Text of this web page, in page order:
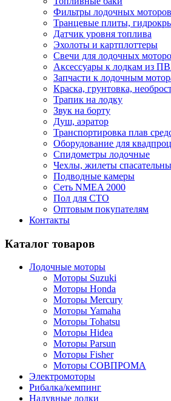
Фильтры лодочных моторов
Транцевые плиты,
Датчик уровня топлива
Эхолоты и картплоттеры
Cвечи для лодочных
Аксессуары к лодкам из
Запчасти к лодочным
Краска, грунтовка,
Трапик на лодку
Звук на борту
Душ, аэратор
Транспортировка плав
Оборудование для
Спидометры лодочные
Чехлы, жилеты
Подводные камеры
Сеть NMEA 2000
Пол для СТО
Оптовым покупателям
Контакты
Каталог товаров
Лодочные моторы
Моторы Suzuki
Моторы Honda
Моторы Mercury
Моторы Yamaha
Моторы Tohatsu
Моторы Hidea
Моторы Parsun
Моторы Fisher
Моторы СОВПРОМА
Электромоторы
Рибалка/кемпинг
Надувные лодки